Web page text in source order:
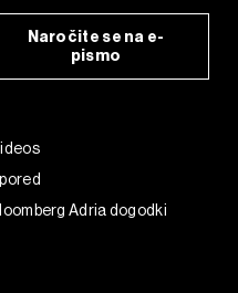
Naročite se na e-
pismo
Adria dogodki